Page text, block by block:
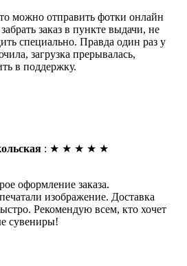
можно отправить фотки онлайн
заказ в пункте выдачи, не
специально. Правда один раз у
загрузка прерывалась,
в поддержку.
: ★ ★ ★ ★ ★
оформление заказа.
изображение. Доставка
Рекомендую всем, кто хочет
сувениры!